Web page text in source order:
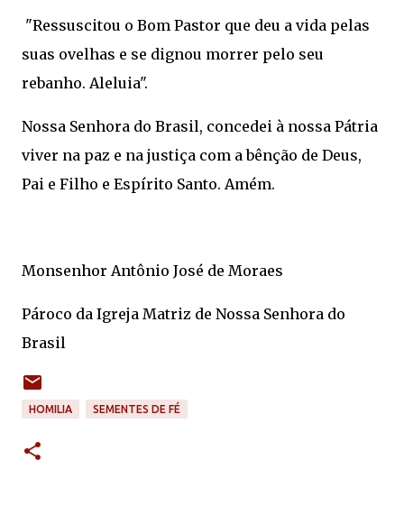
"Ressuscitou o Bom Pastor que deu a vida pelas
suas ovelhas e se dignou morrer pelo seu
rebanho. Aleluia".
Nossa Senhora do Brasil, concedei à nossa Pátria
viver na paz e na justiça com a bênção de Deus,
Pai e Filho e Espírito Santo. Amém.
Monsenhor Antônio José de Moraes
Pároco da Igreja Matriz de Nossa Senhora do
Brasil
HOMILIA SEMENTES DE FÉ